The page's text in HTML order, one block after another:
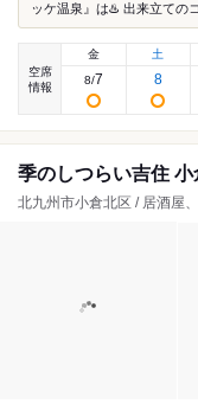
ッケ温泉』は♨️ 出来立ての
空席
情報
金
8/7
土
8
季のしつらい吉住
北九州市小倉北区 / 居酒屋